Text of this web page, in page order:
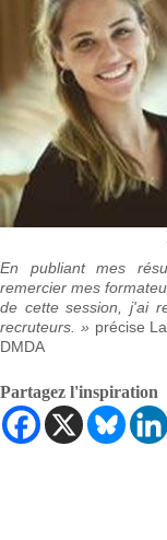
En publiant mes
remercier mes
de cette session, j'ai
recruteurs. » précise
DMDA
Partagez l'inspiration